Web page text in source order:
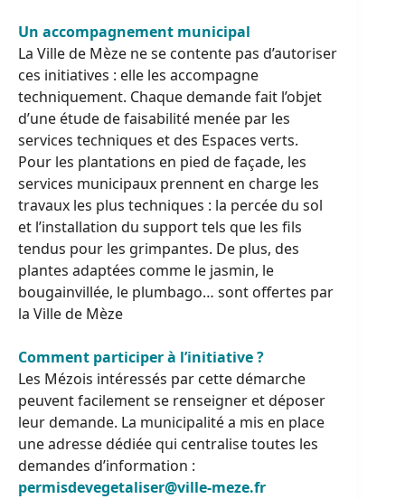
Un accompagnement municipal
La Ville de Mèze ne se contente pas d’autoriser
ces initiatives : elle les accompagne
techniquement. Chaque demande fait l’objet
d’une étude de faisabilité menée par les
services techniques et des Espaces verts.
Pour les plantations en pied de façade, les
services municipaux prennent en charge les
travaux les plus techniques : la percée du sol
et l’installation du support tels que les fils
tendus pour les grimpantes. De plus, des
plantes adaptées comme le jasmin, le
bougainvillée, le plumbago… sont offertes par
la Ville de Mèze
Comment participer à l’initiative ?
Les Mézois intéressés par cette démarche
peuvent facilement se renseigner et déposer
leur demande. La municipalité a mis en place
une adresse dédiée qui centralise toutes les
demandes d’information :
permisdevegetaliser@ville-meze.fr